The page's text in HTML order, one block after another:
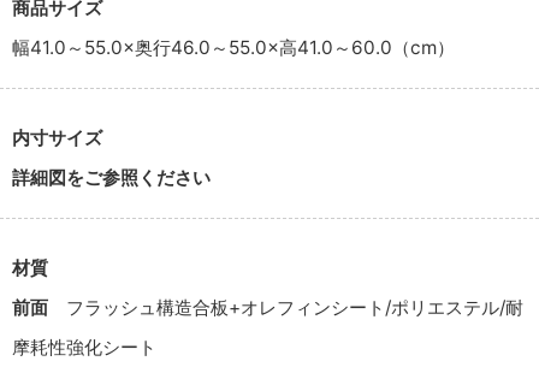
商品サイズ
幅41.0～55.0×奥行46.0～55.0×高41.0～60.0（cm）
内寸サイズ
詳細図をご参照ください
材質
前面 フラッシュ構造合板+オレフィンシート/ポリエステル/耐
摩耗性強化シート